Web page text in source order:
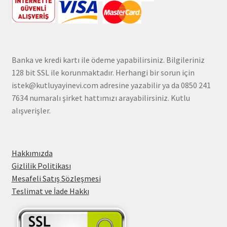
Banka ve kredi kartı ile ödeme yapabilirsiniz. Bilgileriniz
128 bit SSL ile korunmaktadır. Herhangi bir sorun için
istek@kutluyayinevi.com adresine yazabilir ya da 0850 241
7634 numaralı şirket hattımızı arayabilirsiniz. Kutlu
alışverişler.
Hakkımızda
Gizlilik Politikası
Mesafeli Satış Sözleşmesi
Teslimat ve İade Hakkı